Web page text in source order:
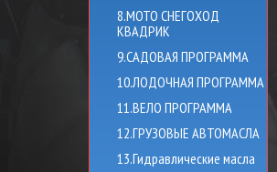
8.МОТО СНЕГОХОД
КВАДРИК
9.САДОВАЯ ПРОГРАММА
10.ЛОДОЧНАЯ ПРОГРАММА
11.ВЕЛО ПРОГРАММА
12.ГРУЗОВЫЕ АВТОМАСЛА
13.Гидравлические масла